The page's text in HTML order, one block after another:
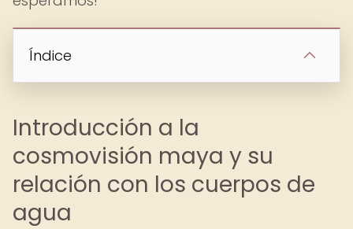
Índice
Introducción a la
cosmovisión maya y su
relación con los cuerpos de
agua